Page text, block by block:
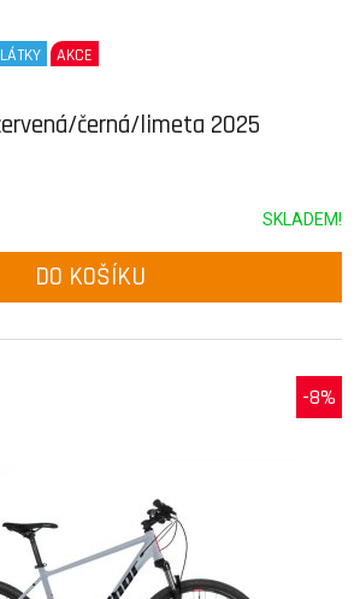
AKCE
černá/limeta 2025
SKLADEM!
DO KOŠÍKU
-8%